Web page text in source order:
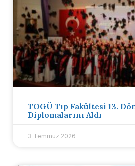
TOGÜ Tıp Fakültesi 13.
Diplomalarını Aldı
3 Temmuz 2026